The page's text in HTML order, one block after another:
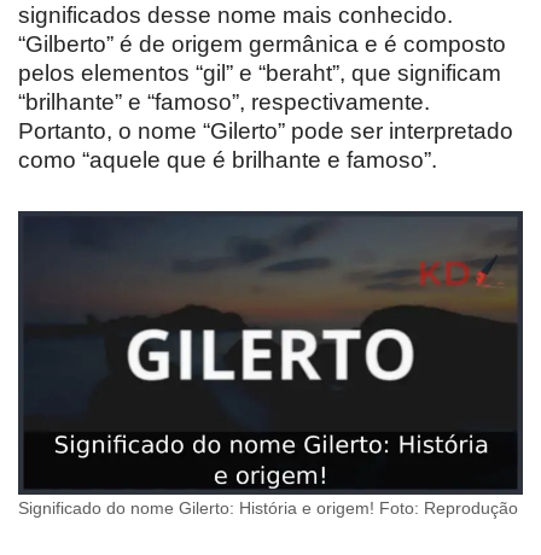
significados desse nome mais conhecido.
“Gilberto” é de origem germânica e é composto
pelos elementos “gil” e “beraht”, que significam
“brilhante” e “famoso”, respectivamente.
Portanto, o nome “Gilerto” pode ser interpretado
como “aquele que é brilhante e famoso”.
Significado do nome Gilerto: História e origem! Foto: Reprodução